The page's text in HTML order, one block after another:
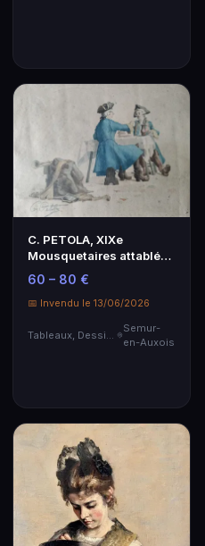
C. PETOLA, XIXe
Mousquetaires attablés
Dessin Aquarelle sign…
60 – 80 €
📅 Invendu le 13/06/2026
Tableaux, Dessins & Estampes
Semur-
en-Auxois